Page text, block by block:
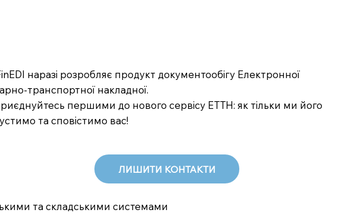
наразі розробляє продукт документообігу Електронної
транспортної накладної.
першими до нового сервісу ЕТТН: як тільки ми його
та сповістимо вас!
ЛИШИТИ КОНТАКТИ
та складськими системами